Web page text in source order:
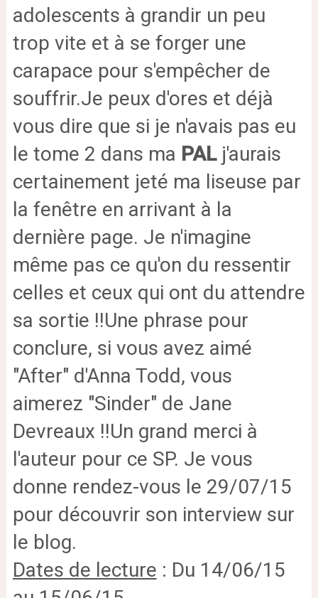
adolescents à grandir un peu
trop vite et à se forger une
carapace pour s'empêcher de
souffrir.Je peux d'ores et déjà
vous dire que si je n'avais pas eu
le tome 2 dans ma PALj'aurais
certainement jeté ma liseuse par
la fenêtre en arrivant à la
dernière page. Je n'imagine
même pas ce qu'on du ressentir
celles et ceux qui ont du attendre
sa sortie !!Une phrase pour
conclure, si vous avez aimé
"After" d'Anna Todd, vous
aimerez "Sinder" de Jane
Devreaux !!Un grand merci à
l'auteur pour ce SP. Je vous
donne rendez-vous le 29/07/15
pour découvrir son interview sur
le blog.
Dates de lecture : Du 14/06/15